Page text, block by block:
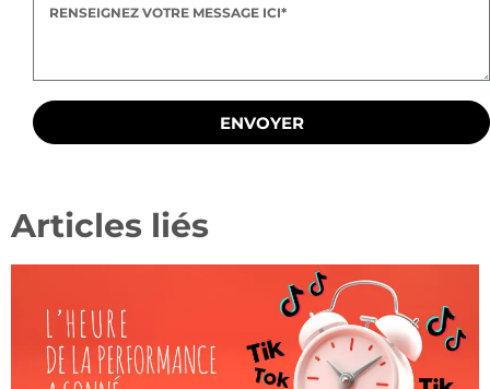
ENVOYER
Articles liés